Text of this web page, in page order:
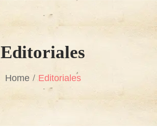
Editoriales
Home Editoriales